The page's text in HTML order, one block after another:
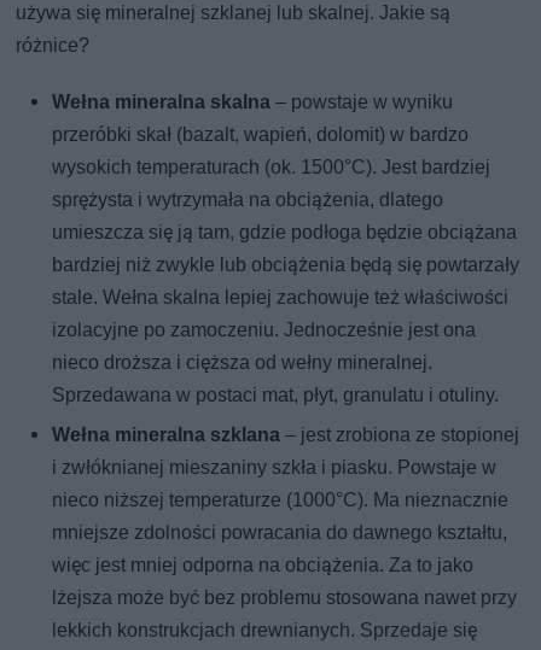
używa się mineralnej szklanej lub skalnej. Jakie są
różnice?
Wełna mineralna skalna – powstaje w wyniku
przeróbki skał (bazalt, wapień, dolomit) w bardzo
wysokich temperaturach (ok. 1500°C). Jest bardziej
sprężysta i wytrzymała na obciążenia, dlatego
umieszcza się ją tam, gdzie podłoga będzie obciążana
bardziej niż zwykle lub obciążenia będą się powtarzały
stale. Wełna skalna lepiej zachowuje też właściwości
izolacyjne po zamoczeniu. Jednocześnie jest ona
nieco droższa i cięższa od wełny mineralnej.
Sprzedawana w postaci mat, płyt, granulatu i otuliny.
Wełna mineralna szklana – jest zrobiona ze stopionej
i zwłóknianej mieszaniny szkła i piasku. Powstaje w
nieco niższej temperaturze (1000°C). Ma nieznacznie
mniejsze zdolności powracania do dawnego kształtu,
więc jest mniej odporna na obciążenia. Za to jako
lżejsza może być bez problemu stosowana nawet przy
lekkich konstrukcjach drewnianych. Sprzedaje się